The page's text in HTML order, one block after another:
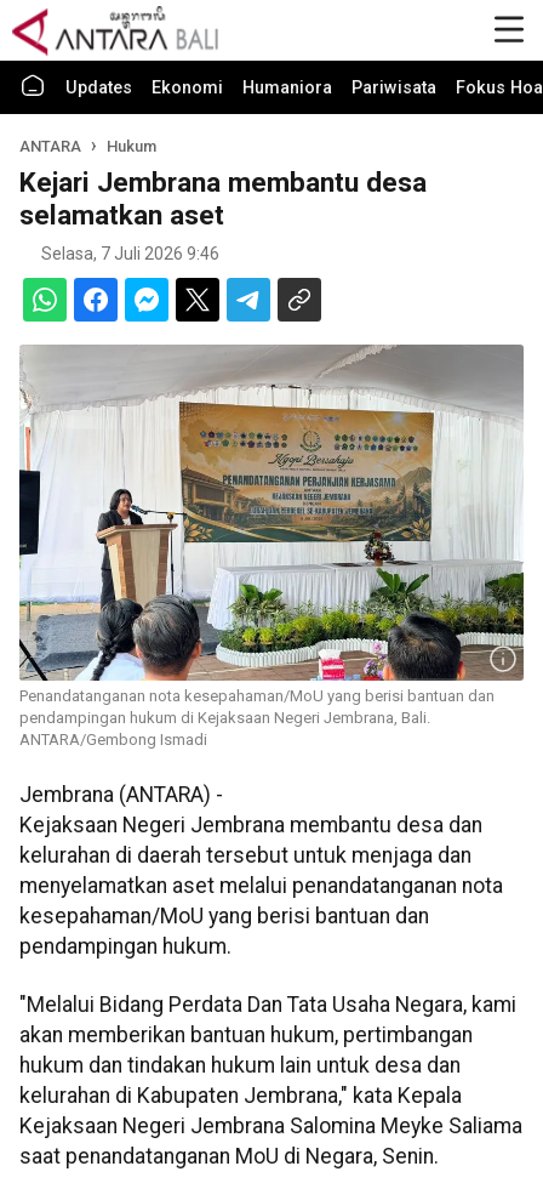
Updates Ekonomi Humaniora Pariwisata Fokus
ANTARA Hukum
Kejari Jembrana membantu desa
selamatkan aset
Selasa, 7 Juli 2026 9:46
Penandatanganan nota kesepahaman/MoU yang berisi bantuan dan
pendampingan hukum di Kejaksaan Negeri Jembrana, Bali.
ANTARA/Gembong Ismadi
Jembrana (ANTARA) -
Kejaksaan Negeri Jembrana membantu desa dan
kelurahan di daerah tersebut untuk menjaga dan
menyelamatkan aset melalui penandatanganan nota
kesepahaman/MoU yang berisi bantuan dan
pendampingan hukum.
"Melalui Bidang Perdata Dan Tata Usaha Negara, kami
akan memberikan bantuan hukum, pertimbangan
hukum dan tindakan hukum lain untuk desa dan
kelurahan di Kabupaten Jembrana," kata Kepala
Kejaksaan Negeri Jembrana Salomina Meyke Saliama
saat penandatanganan MoU di Negara, Senin.